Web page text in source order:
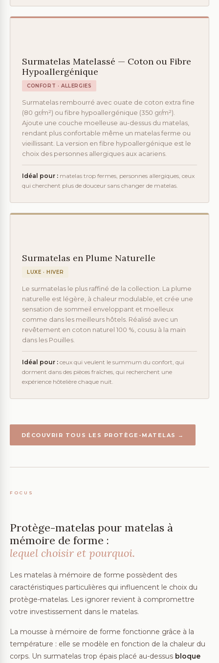
Surmatelas Matelassé — Coton ou Fibre
Hypoallergénique
CONFORT · ALLERGIES
Surmatelas rembourré avec ouate de coton extra fine
(80 gr/m²) ou fibre hypoallergénique (350 gr/m²).
Ajoute une couche moelleuse au-dessus du matelas,
rendant plus confortable même un matelas ferme ou
vieillissant. La version en fibre hypoallergénique est le
choix des personnes allergiques aux acariens.
Idéal pour : matelas trop fermes, personnes allergiques, ceux
qui cherchent plus de douceur sans changer de matelas.
Surmatelas en Plume Naturelle
LUXE · HIVER
Le surmatelas le plus raffiné de la collection. La plume
naturelle est légère, à chaleur modulable, et crée une
sensation de sommeil enveloppant et moelleux
comme dans les meilleurs hôtels. Réalisé avec un
revêtement en coton naturel 100 %, cousu à la main
dans les Pouilles.
Idéal pour : ceux qui veulent le summum du confort, qui
dorment dans des pièces fraîches, qui recherchent une
expérience hôtelière chaque nuit.
DÉCOUVRIR TOUS LES PROTÈGE-MATELAS →
FOCUS
Protège-matelas pour matelas à
mémoire de forme :
lequel choisir et pourquoi.
Les matelas à mémoire de forme possèdent des
caractéristiques particulières qui influencent le choix du
protège-matelas. Les ignorer revient à compromettre
votre investissement dans le matelas.
La mousse à mémoire de forme fonctionne grâce à la
température : elle se modèle en fonction de la chaleur du
corps. Un surmatelas trop épais placé au-dessus bloque